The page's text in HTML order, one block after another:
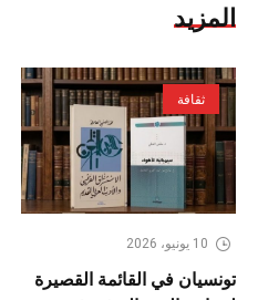
المزيد
ثقافة
10 يونيو، 2026
تونسيان في القائمة القصيرة